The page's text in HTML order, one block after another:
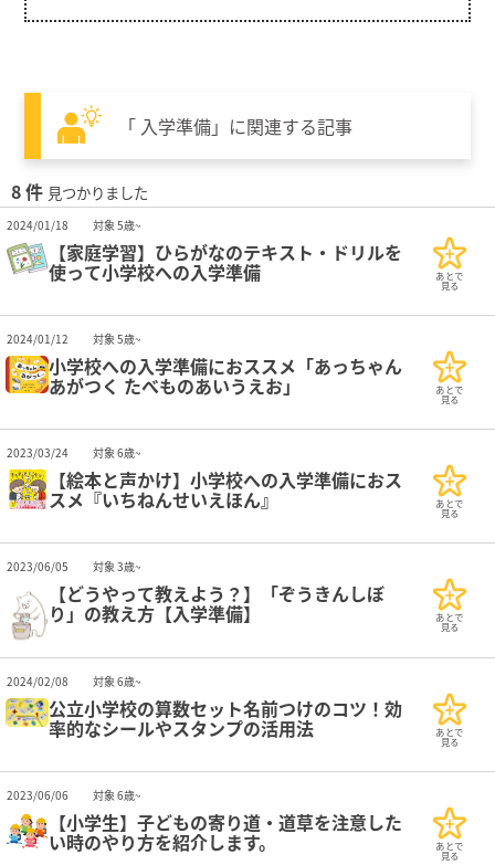
「 入学準備」に関連する記事
8 件 見つかりました
2024/01/18 対象 5歳~
【家庭学習】ひらがなのテキスト・ドリルを
使って小学校への入学準備 あとで
見る
2024/01/12 対象 5歳~
小学校への入学準備におススメ「あっちゃん
あがつく たべものあいうえお」 あとで
見る
2023/03/24 対象 6歳~
【絵本と声かけ】小学校への入学準備におス
スメ『いちねんせいえほん』 あとで
見る
2023/06/05 対象 3歳~
【どうやって教えよう？】「ぞうきんしぼ
り」の教え方【入学準備】 あとで
見る
2024/02/08 対象 6歳~
公立小学校の算数セット名前つけのコツ！効
率的なシールやスタンプの活用法 あとで
見る
2023/06/06 対象 6歳~
【小学生】子どもの寄り道・道草を注意した
い時のやり方を紹介します。 あとで
見る